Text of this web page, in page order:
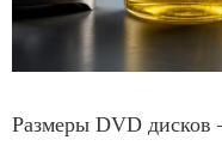
Размеры DVD дисков